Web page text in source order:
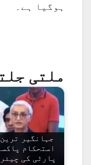
ہوگیا ہے۔
ملتی
جہانگیر
استحکام
پارٹی کی